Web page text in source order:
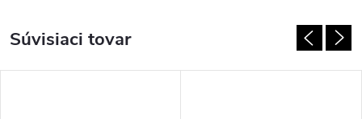
Súvisiaci tovar